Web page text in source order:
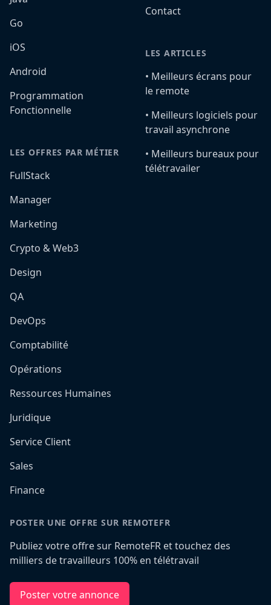
Go
iOS
Android
Programmation
Fonctionnelle
LES OFFRES PAR MÉTIER
FullStack
Manager
Marketing
Crypto & Web3
Design
QA
DevOps
Comptabilité
Opérations
Ressources Humaines
Juridique
Service Client
Sales
Finance
Contact
LES ARTICLES
•️ Meilleurs écrans pour
le remote
•️ Meilleurs logiciels pour
travail asynchrone
•️ Meilleurs bureaux pour
télétravailer
POSTER UNE OFFRE SUR REMOTEFR
Publiez votre offre sur RemoteFR et touchez des
milliers de travailleurs 100% en télétravail
Poster votre annonce